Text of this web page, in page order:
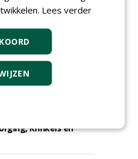
bestek 1879;
Den Held
uitvoering
2026 - 2027 aan
Krinkels en
Lees verder